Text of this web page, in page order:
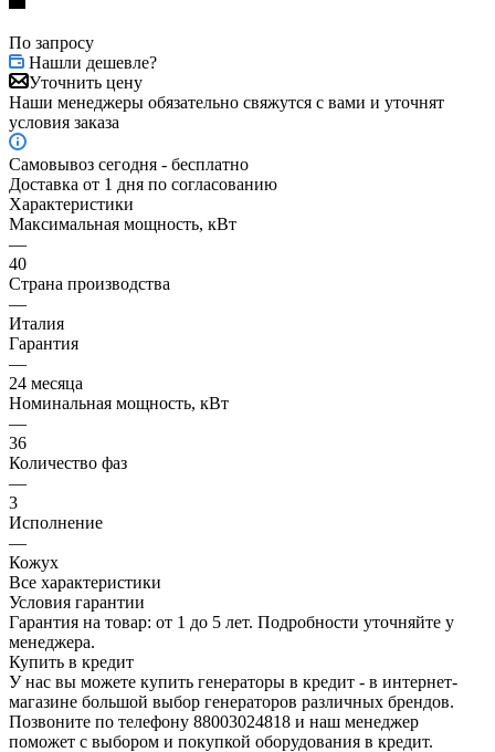
По запросу
Нашли дешевле?
Уточнить цену
Наши менеджеры обязательно свяжутся с вами и уточнят
условия заказа
Самовывоз сегодня - бесплатно
Доставка от 1 дня по согласованию
Характеристики
Максимальная мощность, кВт
—
40
Страна производства
—
Италия
Гарантия
—
24 месяца
Номинальная мощность, кВт
—
36
Количество фаз
—
3
Исполнение
—
Кожух
Все характеристики
Условия гарантии
Гарантия на товар: от 1 до 5 лет. Подробности уточняйте у
менеджера.
Купить в кредит
У нас вы можете купить генераторы в кредит - в интернет-
магазине большой выбор генераторов различных брендов.
Позвоните по телефону 88003024818 и наш менеджер
поможет с выбором и покупкой оборудования в кредит.